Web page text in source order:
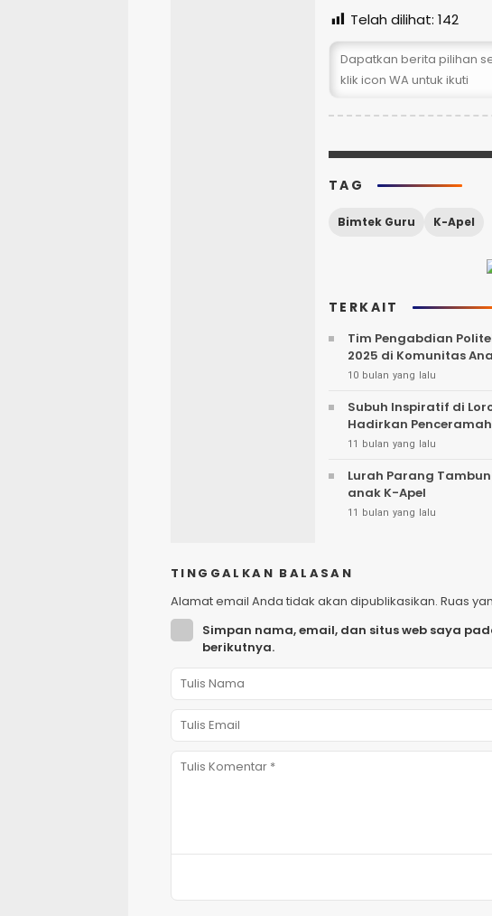
Telah dilihat: 142
Dapatkan berita pilihan
klik icon WA untuk ikuti
TAG
Bimtek Guru K-Apel
TERKAIT
Tim Pengabdian
2025 di Komunitas
10 bulan yang lalu
Subuh Inspiratif di
Hadirkan
11 bulan yang lalu
Lurah Parang
anak K-Apel
11 bulan yang lalu
TINGGALKAN BALASAN
Alamat email Anda tidak akan dipublikasikan. Ruas
Simpan nama, email, dan situs web saya
berikutnya.